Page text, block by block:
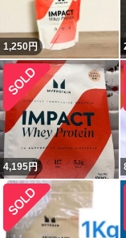
1,250円
4,195円